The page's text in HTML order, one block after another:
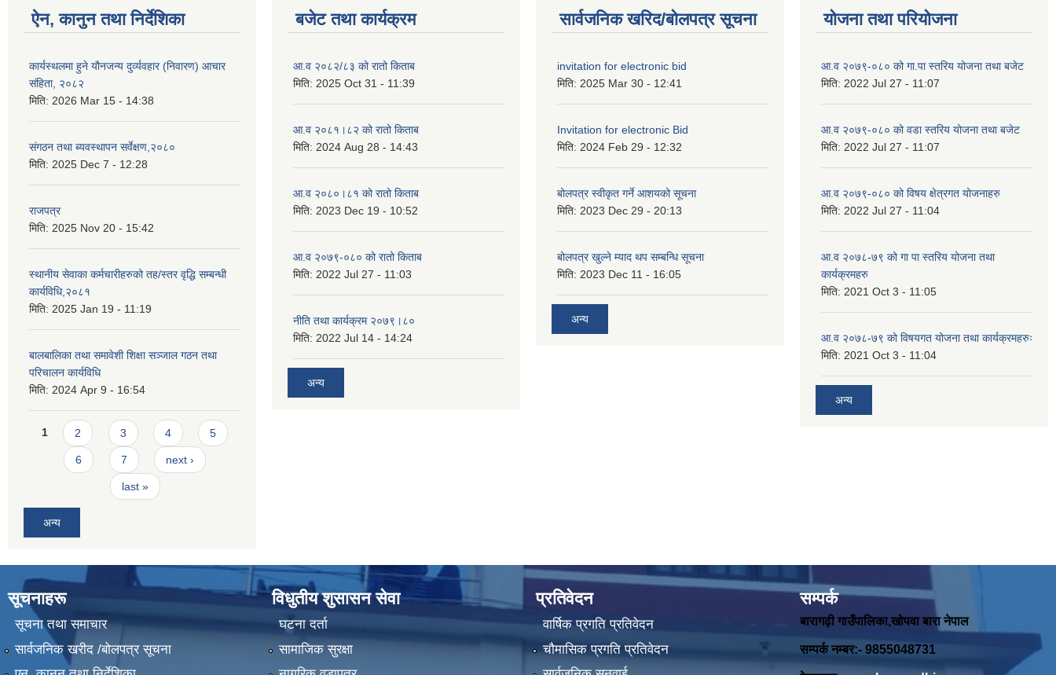
ऐन, कानुन तथा निर्देशिका
कार्यस्थलमा हुने यौनजन्य दुर्व्यवहार (निवारण) आचार
संहिता, २०८२
मिति: 2026 Mar 15 - 14:38
संगठन तथा ब्यवस्थापन सर्वेक्षण,२०८०
मिति: 2025 Dec 7 - 12:28
राजपत्र
मिति: 2025 Nov 20 - 15:42
स्थानीय सेवाका कर्मचारीहरुको तह/स्तर वृद्धि सम्बन्धी
कार्यविधि,२०८१
मिति: 2025 Jan 19 - 11:19
बालबालिका तथा समावेशी शिक्षा सञ्जाल गठन तथा
परिचालन कार्यविधि
मिति: 2024 Apr 9 - 16:54
Pages
1 2 3 4 5
6 7 next ›
last »
अन्य
बजेट तथा कार्यक्रम
आ.व २०८२/८३ को रातो किताब
मिति: 2025 Oct 31 - 11:39
आ.व २०८१।८२ को रातो किताब
मिति: 2024 Aug 28 - 14:43
आ.व २०८०।८१ को रातो किताब
मिति: 2023 Dec 19 - 10:52
आ.व २०७९-०८० को रातो किताब
मिति: 2022 Jul 27 - 11:03
नीति तथा कार्यक्रम २०७९।८०
मिति: 2022 Jul 14 - 14:24
अन्य
सार्वजनिक खरिद/बोलपत्र सूचना
invitation for electronic bid
मिति: 2025 Mar 30 - 12:41
Invitation for electronic Bid
मिति: 2024 Feb 29 - 12:32
बोलपत्र स्वीकृत गर्ने आशयको सूचना
मिति: 2023 Dec 29 - 20:13
बोलपत्र खुल्ने म्याद थप सम्बन्धि सूचना
मिति: 2023 Dec 11 - 16:05
अन्य
योजना तथा परियोजना
आ.व २०७९-०८० को गा.पा स्तरिय योजना तथा बजेट
मिति: 2022 Jul 27 - 11:07
आ.व २०७९-०८० को वडा स्तरिय योजना तथा बजेट
मिति: 2022 Jul 27 - 11:07
आ.व २०७९-०८० को विषय क्षेत्रगत योजनाहरु
मिति: 2022 Jul 27 - 11:04
आ.व २०७८-७९ को गा पा स्तरिय योजना तथा
कार्यक्रमहरु
मिति: 2021 Oct 3 - 11:05
आ.व २०७८-७९ को विषयगत योजना तथा कार्यक्रमहरुः
मिति: 2021 Oct 3 - 11:04
अन्य
सूचनाहरू
सूचना तथा समाचार
सार्वजनिक खरीद /बोलपत्र सूचना
विधुतीय शुसासन सेवा
घटना दर्ता
सामाजिक सुरक्षा
प्रतिवेदन
वार्षिक प्रगति प्रतिवेदन
चौमासिक प्रगति प्रतिवेदन
सम्पर्क
बारागढ़ी गाउँपालिका,खोपवा बारा नेपाल
सम्पर्क नम्बर:- 9855048731